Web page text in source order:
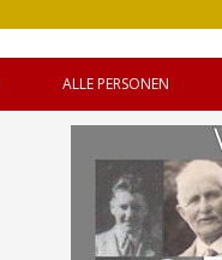
ALLE PERSONEN
OUDE GEMEENTE
OUDE GEMEENTE
OUDE GEMEENTE